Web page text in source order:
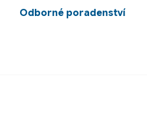
Odborné poradenství